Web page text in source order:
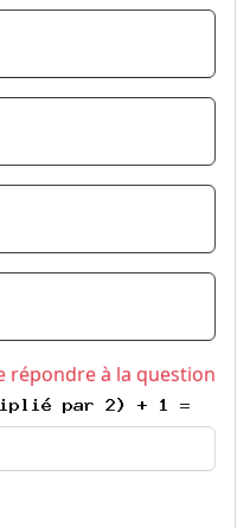
répondre à la question